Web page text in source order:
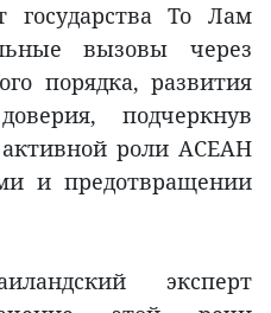
государства То Лам
вызовы через
порядка, развития
подчеркнув
активной роли АСЕАН
и предотвращении
эксперт